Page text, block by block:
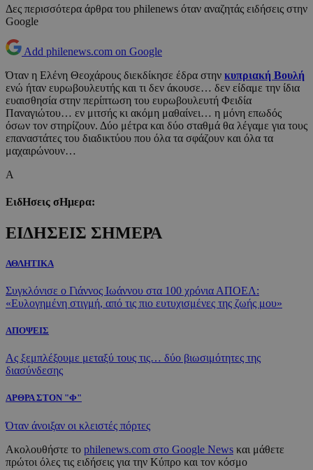
Δες περισσότερα άρθρα του philenews όταν αναζητάς ειδήσεις στην
Google
Add philenews.com on Google
Όταν η Ελένη Θεοχάρους διεκδίκησε έδρα στην κυπριακή Βουλή
ενώ ήταν ευρωβουλευτής και τι δεν άκουσε… δεν είδαμε την ίδια
ευαισθησία στην περίπτωση του ευρωβουλευτή Φειδία
Παναγιώτου… εν μιτσής κι ακόμη μαθαίνει… η μόνη επωδός
όσων τον στηρίζουν. Δύο μέτρα και δύο σταθμά θα λέγαμε για τους
επαναστάτες του διαδικτύου που όλα τα σφάζουν και όλα τα
μαχαιρώνουν…
Α
ΕιδΗσεις σΗμερα:
ΕΙΔΗΣΕΙΣ ΣΗΜΕΡΑ
ΑΘΛΗΤΙΚΑ
Συγκλόνισε ο Γιάννος Ιωάννου στα 100 χρόνια ΑΠΟΕΛ:
«Ευλογημένη στιγμή, από τις πιο ευτυχισμένες της ζωής μου»
ΑΠΟΨΕΙΣ
Ας ξεμπλέξουμε μεταξύ τους τις… δύο βιωσιμότητες της
διασύνδεσης
ΑΡΘΡΑ ΣΤΟΝ "Φ"
Όταν άνοιξαν οι κλειστές πόρτες
Ακολουθήστε το philenews.com στο Google News και μάθετε
πρώτοι όλες τις ειδήσεις για την Κύπρο και τον κόσμο